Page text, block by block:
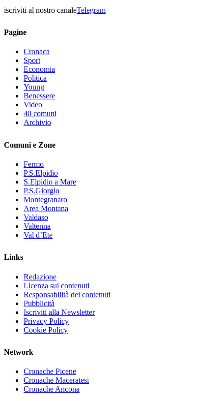
iscriviti al nostro canaleTelegram
Pagine
Cronaca
Sport
Economia
Politica
Young
Benessere
Video
40 comuni
Archivio
Comuni e Zone
Fermo
P.S.Elpidio
S.Elpidio a Mare
P.S.Giorgio
Montegranaro
Area Montana
Valdaso
Valtenna
Val d’Ete
Links
Redazione
Licenza sui contenuti
Responsabilità dei contenuti
Pubblicità
Iscriviti alla Newsletter
Privacy Policy
Cookie Policy
Network
Cronache Picene
Cronache Maceratesi
Cronache Ancona